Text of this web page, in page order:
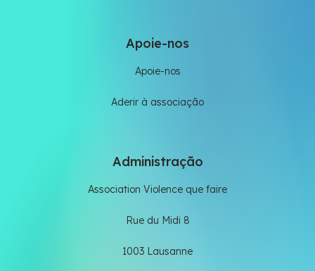
Apoie-nos
Apoie-nos
Aderir à associação
Administração
Association Violence que faire
Rue du Midi 8
1003 Lausanne